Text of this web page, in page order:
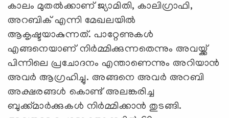
കാലം മുതൽക്കാണ് ജ്യാമിതി, കാലിഗ്രാഫി,
അറബിക് എന്നി മേഖലയിൽ
ആകൃഷ്ടയാകുന്നത്. പാറ്റേണുകൾ
എങ്ങനെയാണ് നിർമ്മിക്കുന്നതെന്നും അവയ്ക്ക്
പിന്നിലെ പ്രചോദനം എന്താണെന്നും അറിയാൻ
അവർ ആഗ്രഹിച്ചു. അങ്ങനെ അവർ അറബി
അക്ഷരങ്ങൾ കൊണ്ട് അലങ്കരിച്ച
ബുക്ക്മാർക്കുകൾ നിർമ്മിക്കാൻ തുടങ്ങി.